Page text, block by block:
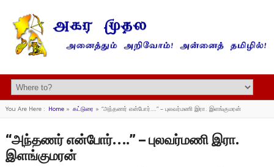
You Are Here : Home» கட்டுரை » “அந்தணர் என்போர்….” – புலவர்மணி இரா. இளங்குமரன்
“அந்தணர் என்போர்….” – புலவர்மணி இரா.
இளங்குமரன்